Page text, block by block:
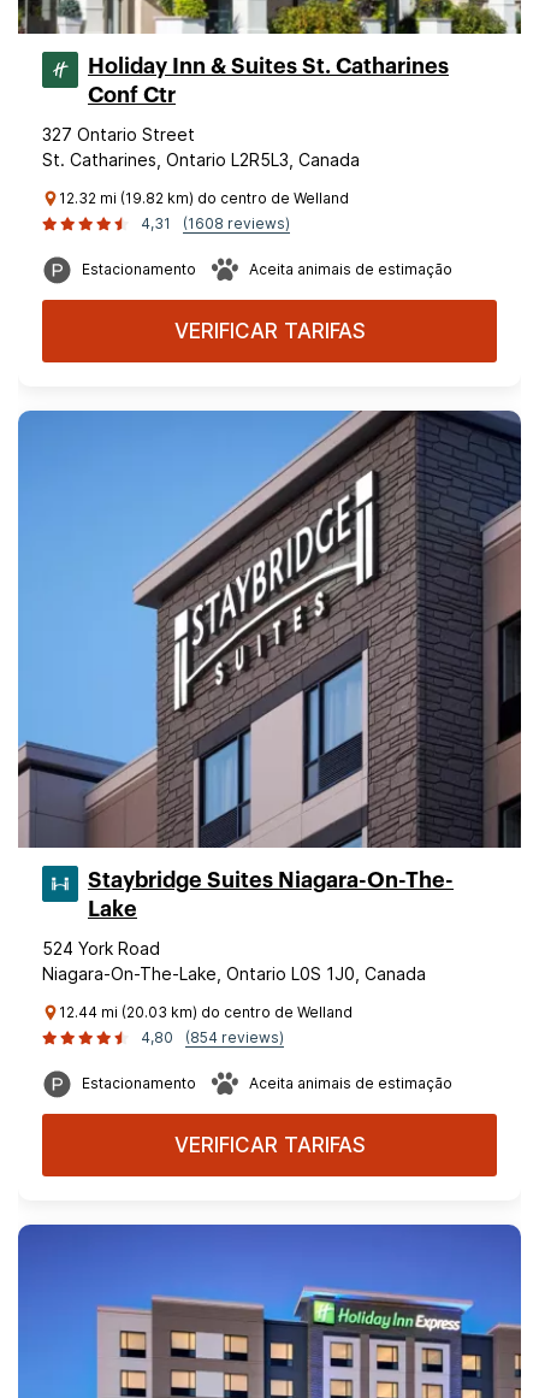
Holiday Inn & Suites St. Catharines
Conf Ctr
327 Ontario Street
St. Catharines, Ontario L2R5L3, Canada
12.32 mi (19.82 km) do centro de Welland
4,31
(1608 reviews)
Estacionamento Aceita animais de estimação
VERIFICAR TARIFAS
Staybridge Suites Niagara-On-The-
Lake
524 York Road
Niagara-On-The-Lake, Ontario L0S 1J0, Canada
12.44 mi (20.03 km) do centro de Welland
4,80
(854 reviews)
Estacionamento Aceita animais de estimação
VERIFICAR TARIFAS